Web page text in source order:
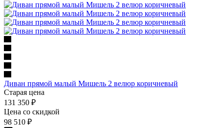
Диван прямой малый Мишель 2 велюр коричневый
Старая цена
131 350 ₽
Цена со скидкой
98 510 ₽